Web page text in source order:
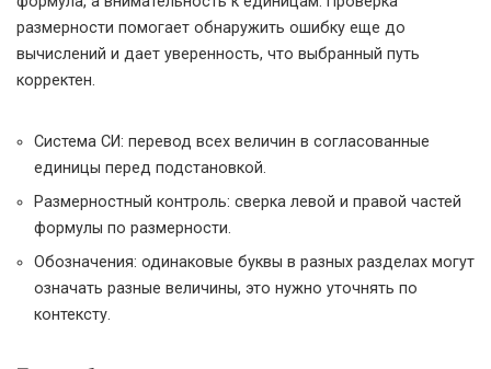
размерности помогает обнаружить ошибку еще до
вычислений и дает уверенность, что выбранный путь
корректен.
Система СИ: перевод всех величин в согласованные
единицы перед подстановкой.
Размерностный контроль: сверка левой и правой частей
формулы по размерности.
Обозначения: одинаковые буквы в разных разделах могут
означать разные величины, это нужно уточнять по
контексту.